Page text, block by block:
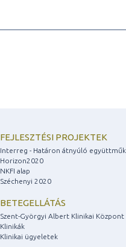
FEJLESZTÉSI PROJEKTEK
Interreg - Határon átnyúló
Horizon2020
NKFI alap
Széchenyi 2020
BETEGELLÁTÁS
Szent-Györgyi Albert Klinikai Központ
Klinikák
Klinikai ügyeletek